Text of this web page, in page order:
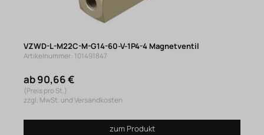
VZWD-L-M22C-M-G14-60-V-1P4-4 Magnetventil
Artikelnummer: 101491847
ab 90,66 €
(Preis pro St.)
zzgl. MwSt. und Versandkosten
zum Produkt